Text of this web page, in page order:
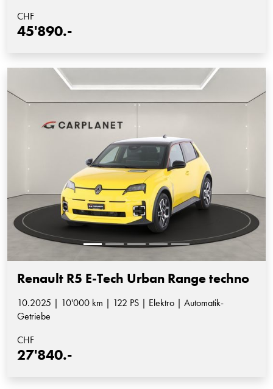
CHF
45'890.-
Renault R5 E-Tech Urban Range techno
10.2025 | 10'000 km | 122 PS | Elektro | Automatik-
Getriebe
CHF
27'840.-